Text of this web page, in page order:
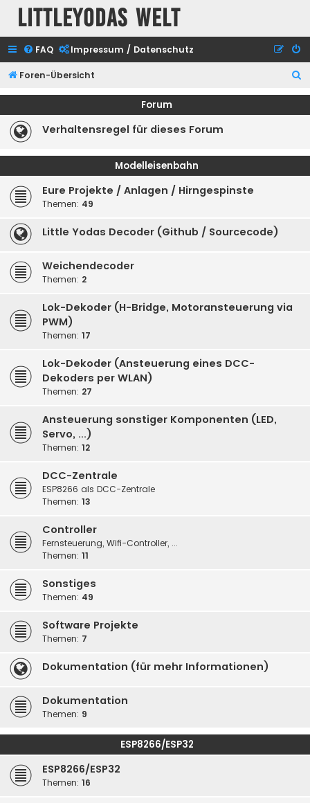
Littleyodas Welt
FAQ Impressum / Datenschutz
Foren-Übersicht
u
Forum
Verhaltensregel für dieses Forum
Modelleisenbahn
Eure Projekte / Anlagen / Hirngespinste
Themen: 49
Little Yodas Decoder (Github / Sourcecode)
Weichendecoder
Themen: 2
Lok-Dekoder (H-Bridge, Motoransteuerung via
PWM)
Themen: 17
Lok-Dekoder (Ansteuerung eines DCC-
Dekoders per WLAN)
Themen: 27
Ansteuerung sonstiger Komponenten (LED,
Servo, ...)
Themen: 12
DCC-Zentrale
ESP8266 als DCC-Zentrale
Themen: 13
Controller
Fernsteuerung, Wifi-Controller, ...
Themen: 11
Sonstiges
Themen: 49
Software Projekte
Themen: 7
Dokumentation (für mehr Informationen)
Dokumentation
Themen: 9
ESP8266/ESP32
ESP8266/ESP32
Themen: 16